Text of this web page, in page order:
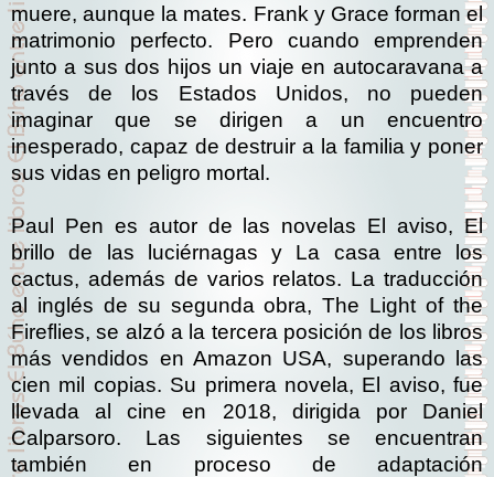
muere, aunque la mates. Frank y Grace forman el
matrimonio perfecto. Pero cuando emprenden
junto a sus dos hijos un viaje en autocaravana a
través de los Estados Unidos, no pueden
imaginar que se dirigen a un encuentro
inesperado, capaz de destruir a la familia y poner
sus vidas en peligro mortal.
Paul Pen es autor de las novelas El aviso, El
brillo de las luciérnagas y La casa entre los
cactus, además de varios relatos. La traducción
al inglés de su segunda obra, The Light of the
Fireflies, se alzó a la tercera posición de los libros
más vendidos en Amazon USA, superando las
cien mil copias. Su primera novela, El aviso, fue
llevada al cine en 2018, dirigida por Daniel
Calparsoro. Las siguientes se encuentran
también en proceso de adaptación